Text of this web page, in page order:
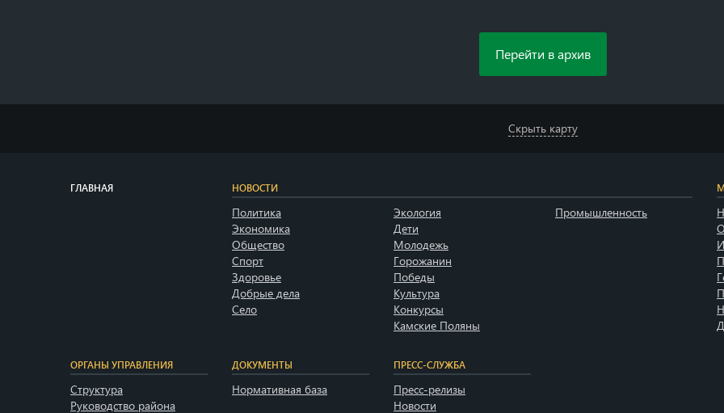
Перейти в архив
Скрыть карту
ГЛАВНАЯ НОВОСТИ
Политика
Экономика
Общество
Спорт
Здоровье
Добрые дела
Село
Экология
Дети
Молодежь
Горожанин
Победы
Культура
Конкурсы
Камские Поляны
Промышленность
ОРГАНЫ УПРАВЛЕНИЯ
Структура
Руководство района
ДОКУМЕНТЫ
Нормативная база
ПРЕСС-СЛУЖБА
Пресс-релизы
Новости